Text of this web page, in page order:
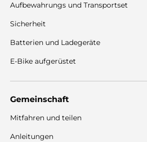
Aufbewahrungs und Transportset
Sicherheit
Batterien und Ladegeräte
E-Bike aufgerüstet
Gemeinschaft
Mitfahren und teilen
Anleitungen